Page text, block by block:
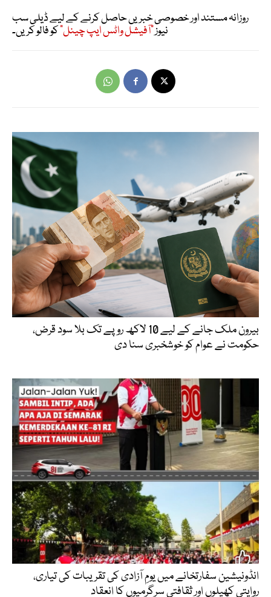
روزانہ مستند اور خصوصی خبریں حاصل کرنے کے لیے ڈیلی سب
نیوز"آفیشل واٹس ایپ چینل"کو فالو کریں۔
بیرون ملک جانے کے لیے 10 لاکھ روپے تک بلا سود قرض،
حکومت نے عوام کو خوشخبری سنا دی
انڈونیشین سفارتخانے میں یومِ آزادی کی تقریبات کی تیاری،
روایتی کھیلوں اور ثقافتی سرگرمیوں کا انعقاد